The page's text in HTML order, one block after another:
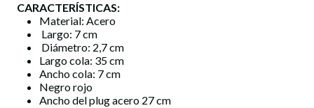
CARACTERÍSTICAS:
Material: Acero
Largo: 7 cm
Diámetro: 2,7 cm
Largo cola: 35 cm
Ancho cola: 7 cm
Negro rojo
Ancho del plug acero 27 cm